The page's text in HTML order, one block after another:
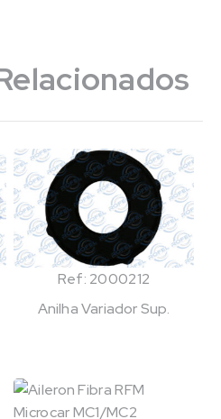
Ref: 2000212
Anilha Variador Sup.